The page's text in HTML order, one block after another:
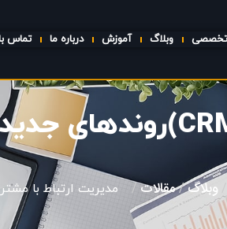
وبلاگ آموزش درباره ما تماس
وبلاگ/مقالات / مدیریت ارتباط با